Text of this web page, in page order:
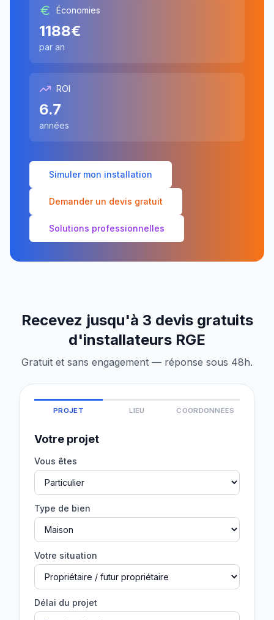
Économies
1188€
par an
ROI
6.7
années
Simuler mon installation
Demander un devis gratuit
Solutions professionnelles
Recevez jusqu'à 3 devis gratuits
d'installateurs RGE
Gratuit et sans engagement — réponse sous 48h.
PROJET LIEU COORDONNÉES
Votre projet
Vous êtes
Type de bien
Votre situation
Délai du projet